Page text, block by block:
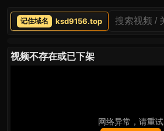
ksd9156.top
视频不存在或已下架
网络异常，请重试